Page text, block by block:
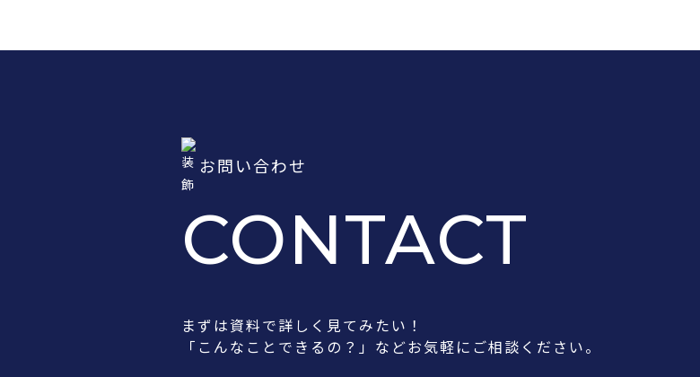
お問い合わせ
CONTACT
まずは資料で詳しく見てみたい！
「こんなことできるの？」などお気軽にご相談ください。